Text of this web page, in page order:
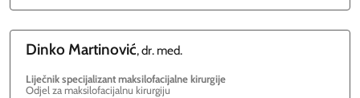
Dinko Martinović, dr. med.
Liječnik specijalizant maksilofacijalne kirurgije
Odjel za maksilofacijalnu kirurgiju